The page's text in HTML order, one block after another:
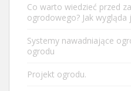
Co warto wiedzieć przed
ogrodowego? Jak wygląda
Systemy nawadniające
ogrodu
Projekt ogrodu.